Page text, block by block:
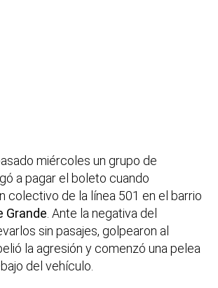
miércoles un grupo de
a pagar el boleto cuando
colectivo de la línea 501 en el barrio
Grande. Ante la negativa del
sin pasajes, golpearon al
la agresión y comenzó una pelea
del vehículo.